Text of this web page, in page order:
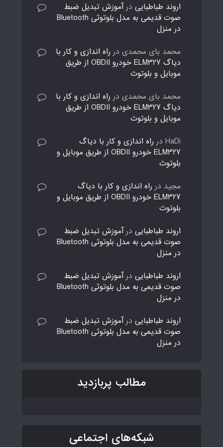
اروند طباطبایی درآموزش تبدیل ضبط
صوت قدیمی به مدل بلوتوثی Bluetooth
در منزل
محمد بای محمدی در راه اندازی و کار با
دیاگ ELM327 خودرو OBDII از طریق
موبایل و بلوتوث
محمد بای محمدی در راه اندازی و کار با
دیاگ ELM327 خودرو OBDII از طریق
موبایل و بلوتوث
HaDi در راه اندازی و کار با دیاگ
ELM327 خودرو OBDII از طریق موبایل و
بلوتوث
مجید در راه اندازی و کار با دیاگ
ELM327 خودرو OBDII از طریق موبایل و
بلوتوث
اروند طباطبایی درآموزش تبدیل ضبط
صوت قدیمی به مدل بلوتوثی Bluetooth
در منزل
اروند طباطبایی درآموزش تبدیل ضبط
صوت قدیمی به مدل بلوتوثی Bluetooth
در منزل
اروند طباطبایی درآموزش تبدیل ضبط
صوت قدیمی به مدل بلوتوثی Bluetooth
در منزل
مطالب پربازدید
شبکه‌های اجتماعی